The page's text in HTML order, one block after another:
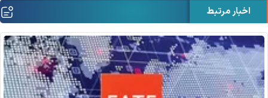
اخبار مرتبط